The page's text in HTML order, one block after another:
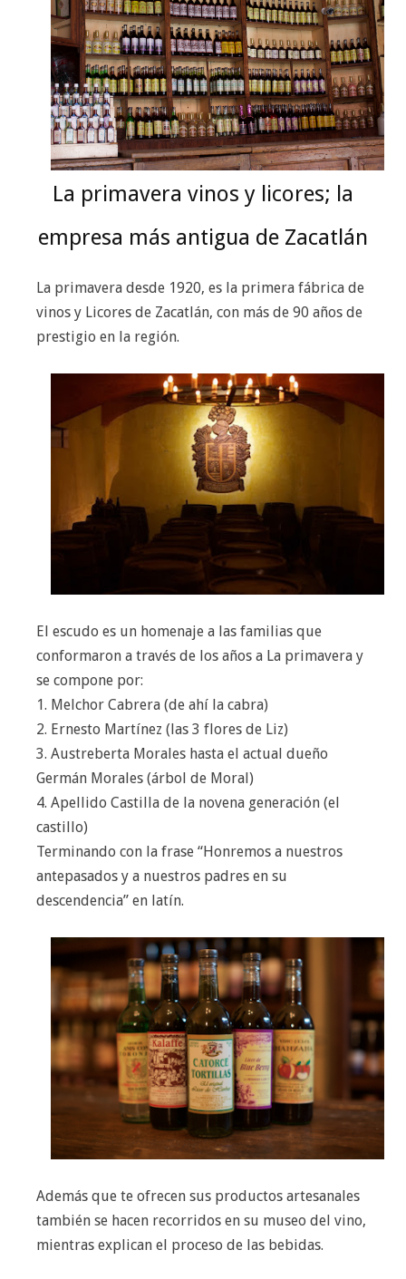
La primavera vinos y licores; la
empresa más antigua de Zacatlán
La primavera desde 1920, es la primera fábrica de
vinos y Licores de Zacatlán, con más de 90 años de
prestigio en la región.
El escudo es un homenaje a las familias que
conformaron a través de los años a La primavera y
se compone por:
1. Melchor Cabrera (de ahí la cabra)
2. Ernesto Martínez (las 3 flores de Liz)
3. Austreberta Morales hasta el actual dueño
Germán Morales (árbol de Moral)
4. Apellido Castilla de la novena generación (el
castillo)
Terminando con la frase “Honremos a nuestros
antepasados y a nuestros padres en su
descendencia” en latín.
Además que te ofrecen sus productos artesanales
también se hacen recorridos en su museo del vino,
mientras explican el proceso de las bebidas.